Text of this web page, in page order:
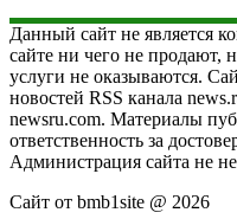
Данный сайт не является
сайте ни чего не продают,
услуги не оказываются.
новостей RSS канала
newsru.com. Материалы
ответственность за
Администрация сайта не
Сайт от bmb1site @ 2026